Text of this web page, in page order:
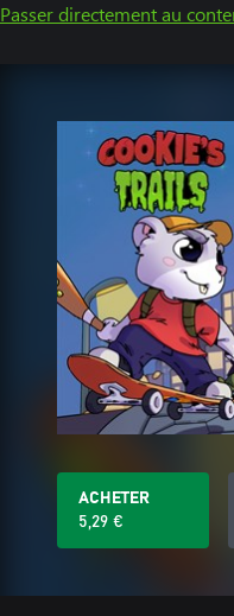
Passer directement au
ACHETER
5,29 €